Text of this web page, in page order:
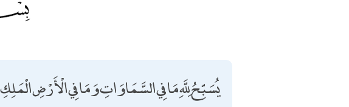
يُسَبِّحُ لِلَّهِ مَا فِي السَّمَاوَاتِ وَمَا فِي الْأَرْضِ